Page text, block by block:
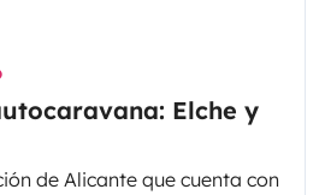
Elche y
de Alicante que cuenta con